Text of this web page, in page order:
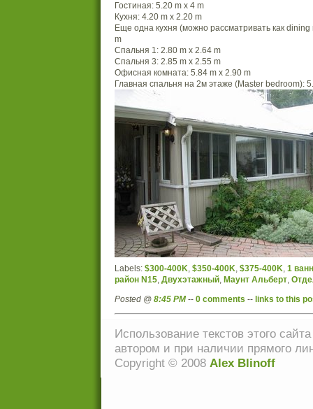
Гостиная: 5.20 m x 4 m
Кухня: 4.20 m x 2.20 m
Еще одна кухня (можно рассматривать как dining
m
Спальня 1: 2.80 m x 2.64 m
Спальня 3: 2.85 m x 2.55 m
Офисная комната: 5.84 m x 2.90 m
Главная спальня на 2м этаже (Master bedroom):
Labels: $300-400K $350-400K $375-400K 1
район N15 Двухэтажный Маунт Альберт
Posted @ 8:45 PM-- 0 comments -- links to this
Использование текстов этого
автором и при наличии прямого
Copyright © 2008 Alex Blinoff